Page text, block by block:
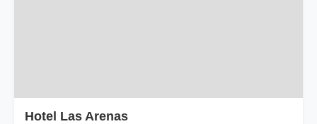
Hotel Las Arenasin